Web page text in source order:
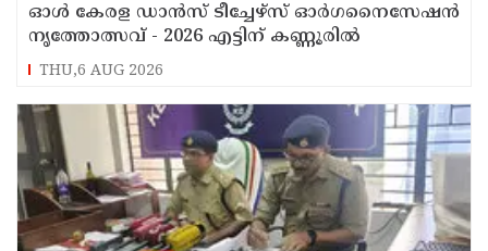
ഓൾ കേരള ഡാൻസ് ടീച്ചേഴ്സ് ഓർഗനൈസേഷൻ
നൃത്തോത്സവ് - 2026 എട്ടിന് കണ്ണൂരിൽ
THU,6 AUG 2026